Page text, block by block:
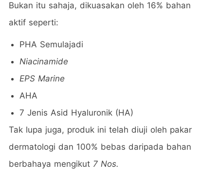
Bukan itu sahaja, dikuasakan oleh 16% bahan
aktif seperti:
PHA Semulajadi
Niacinamide
EPS Marine
AHA
7 Jenis Asid Hyaluronik (HA)
Tak lupa juga, produk ini telah diuji oleh pakar
dermatologi dan 100% bebas daripada bahan
berbahaya mengikut 7 Nos.